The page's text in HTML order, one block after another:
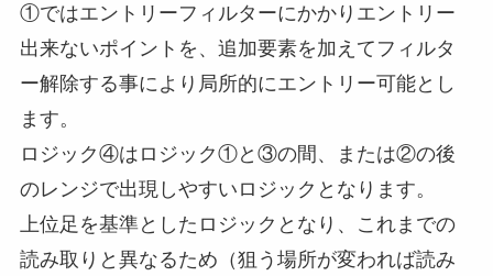
①ではエントリーフィルターにかかりエントリー
出来ないポイントを、追加要素を加えてフィルタ
ー解除する事により局所的にエントリー可能とし
ます。
ロジック④はロジック①と③の間、または②の後
のレンジで出現しやすいロジックとなります。
上位足を基準としたロジックとなり、これまでの
読み取りと異なるため（狙う場所が変われば読み